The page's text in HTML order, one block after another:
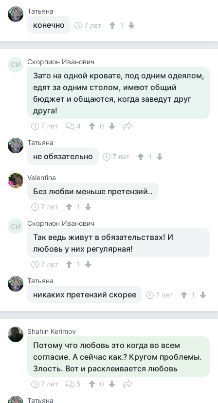
Татьяна
конечно 7 лет 1
СИ Скорпион Иванович
Зато на одной кровате, под одним одеялом,
едят за одним столом, имеют общий
бюджет и общаются, когда заведут друг
друга!
7 лет 4
0
Татьяна
не обязательно 7 лет 1
Valentina
Без любви меньше претензий..
7 лет 1
СИ Скорпион Иванович
Так ведь живут в обязательствах! И
любовь у них регулярная!
7 лет
1
Татьяна
никаких претензий скорее 7 лет 1
Shahin Kerimov
Потому что любовь это когда во всем
согласие. А сейчас как.? Кругом проблемы.
Злость. Вот и расклеивается любовь
7 лет 5
0
Татьяна